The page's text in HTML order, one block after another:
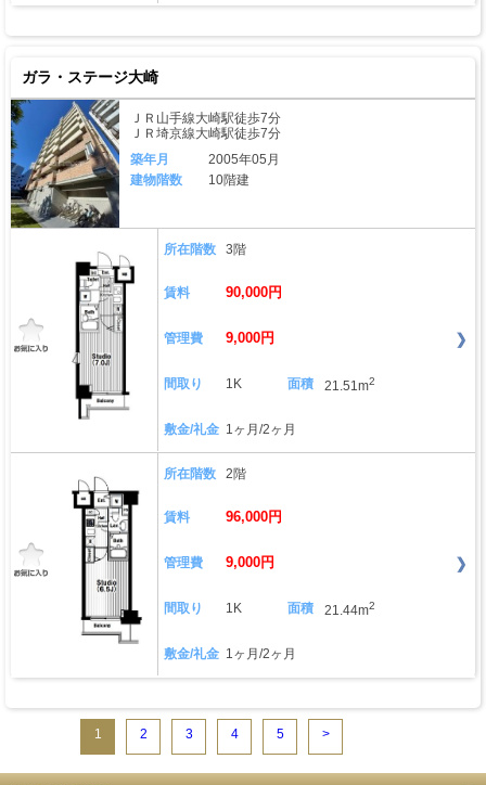
ガラ・ステージ大崎
ＪＲ山手線大崎駅徒歩7分
ＪＲ埼京線大崎駅徒歩7分
築年月
2005年05月
建物階数
10階建
所在階数 3階
賃料 90,000円
管理費 9,000円
間取り 1K 面積 21.51m2
敷金/礼金 1ヶ月/2ヶ月
所在階数 2階
賃料 96,000円
管理費 9,000円
間取り 1K 面積 21.44m2
敷金/礼金 1ヶ月/2ヶ月
1 2 3 4 5 >